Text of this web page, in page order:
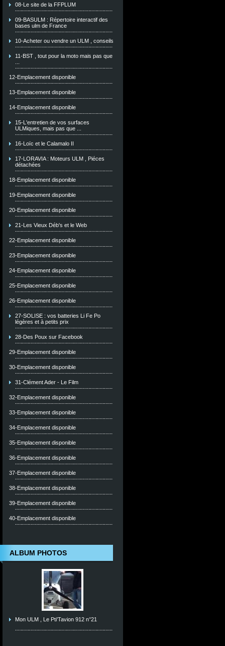
08-Le site de la FFPLUM
09-BASULM : Répertoire interactif des
bases ulm de France
10-Acheter ou vendre un ULM , conseils
11-BST , tout pour la moto mais pas que
12-Emplacement disponible
13-Emplacement disponible
14-Emplacement disponible
15-L'entretien de vos surfaces
ULMiques, mais pas que ...
16-Loïc et le Calamalo II
17-LORAVIA : Moteurs ULM , Piéces
détachées
18-Emplacement disponible
19-Emplacement disponible
20-Emplacement disponible
21-Les Vieux Déb's et le Web
22-Emplacement disponible
23-Emplacement disponible
24-Emplacement disponible
25-Emplacement disponible
26-Emplacement disponible
27-SOLISE : vos batteries Li Fe Po
légères et à petits prix
28-Des Poux sur Facebook
29-Emplacement disponible
30-Emplacement disponible
31-Clément Ader - Le Film
32-Emplacement disponible
33-Emplacement disponible
34-Emplacement disponible
35-Emplacement disponible
36-Emplacement disponible
37-Emplacement disponible
38-Emplacement disponible
39-Emplacement disponible
40-Emplacement disponible
ALBUM PHOTOS
Mon ULM , Le Pti'Tavion 912 n°21